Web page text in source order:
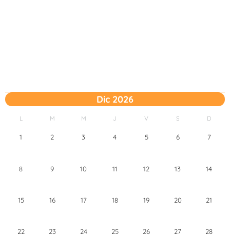
Dic 2026
L M M J V S D
1 2 3 4 5 6 7
8 9 10 11 12 13 14
15 16 17 18 19 20 21
22 23 24 25 26 27 28